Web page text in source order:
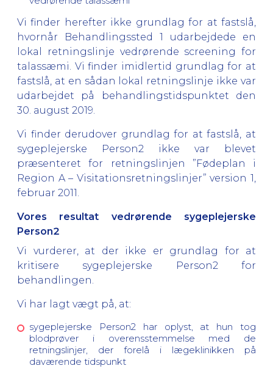
Vi finder herefter ikke grundlag for at fastslå,
hvornår Behandlingssted 1 udarbejdede en
lokal retningslinje vedrørende screening for
talassæmi. Vi finder imidlertid grundlag for at
fastslå, at en sådan lokal retningslinje ikke var
udarbejdet på behandlingstidspunktet den
30. august 2019.
Vi finder derudover grundlag for at fastslå, at
sygeplejerske Person2 ikke var blevet
præsenteret for retningslinjen ”Fødeplan i
Region A – Visitationsretningslinjer” version 1,
februar 2011.
Vores resultat vedrørende sygeplejerske
Person2
Vi vurderer, at der ikke er grundlag for at
kritisere sygeplejerske Person2 for
behandlingen.
Vi har lagt vægt på, at:
sygeplejerske Person2 har oplyst, at hun tog
blodprøver i overensstemmelse med de
retningslinjer, der forelå i lægeklinikken på
daværende tidspunkt